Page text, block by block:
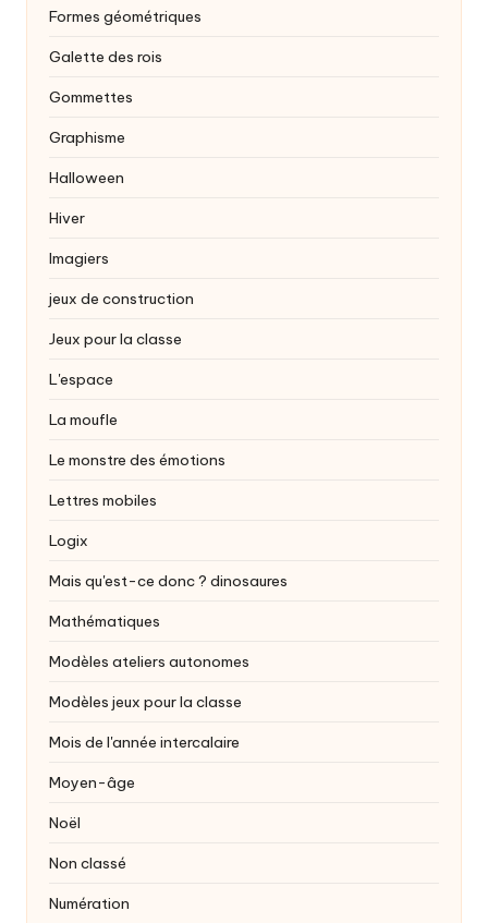
Formes géométriques
Galette des rois
Gommettes
Graphisme
Halloween
Hiver
Imagiers
jeux de construction
Jeux pour la classe
L'espace
La moufle
Le monstre des émotions
Lettres mobiles
Logix
Mais qu'est-ce donc ? dinosaures
Mathématiques
Modèles ateliers autonomes
Modèles jeux pour la classe
Mois de l'année intercalaire
Moyen-âge
Noël
Non classé
Numération